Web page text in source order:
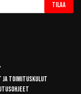
Tilaa
ja toimituskulut